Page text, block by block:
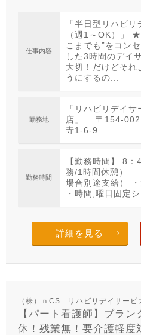
仕事内容
「半日型リハビ
（週1～OK）」
こまでも”をコン
した3時間のデイ
大切！だけどそれ
うにするの...
勤務地
「リハビリデイ
店」 〒154-
寺1-6-9
勤務時間
【勤務時間】 8
務/1時間休憩）
場合別途支給）
・時間,曜日固定
詳細を見る
（株）ｎCS リハビリデイサー
【パート看護師】ブラ
休！残業無！要介護軽度